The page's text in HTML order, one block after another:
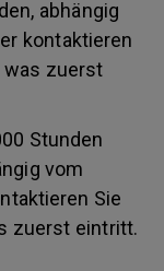
abhängig
kontaktieren
was zuerst
Stunden
vom
Sie
zuerst eintritt.